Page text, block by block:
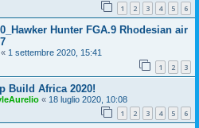
1 2 3 4 5 6
Hunter FGA.9 Rhodesian air
« 1 settembre 2020, 15:41
1 2 3
Build Africa 2020!
« 18 luglio 2020, 10:08
1 2 3 4 5 6